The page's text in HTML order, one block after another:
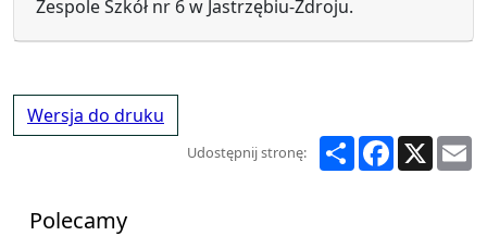
Zespole Szkół nr 6 w Jastrzębiu-Zdroju.
Wersja do druku
Udostępnij stronę: ShareFacebook
X
Polecamy